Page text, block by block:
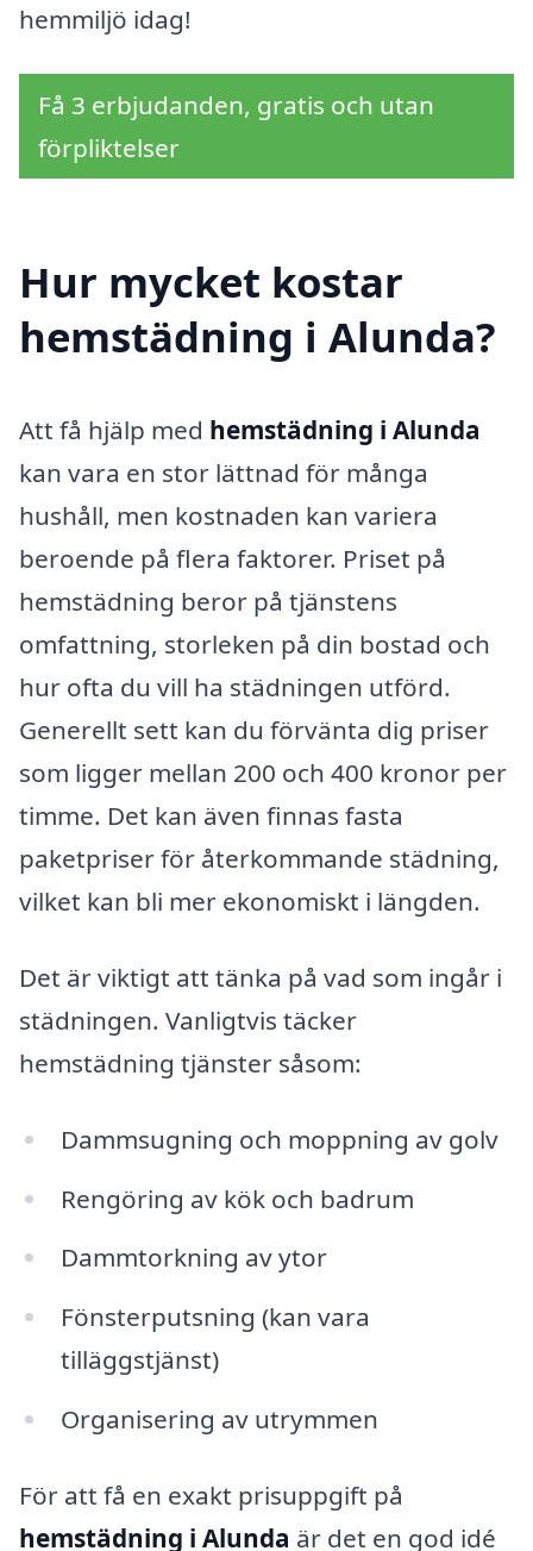
hemmiljö idag!
Få 3 erbjudanden, gratis och utan
förpliktelser
Hur mycket kostar
hemstädning i Alunda?
Att få hjälp med hemstädning i Alunda
kan vara en stor lättnad för många
hushåll, men kostnaden kan variera
beroende på flera faktorer. Priset på
hemstädning beror på tjänstens
omfattning, storleken på din bostad och
hur ofta du vill ha städningen utförd.
Generellt sett kan du förvänta dig priser
som ligger mellan 200 och 400 kronor per
timme. Det kan även finnas fasta
paketpriser för återkommande städning,
vilket kan bli mer ekonomiskt i längden.
Det är viktigt att tänka på vad som ingår i
städningen. Vanligtvis täcker
hemstädning tjänster såsom:
Dammsugning och moppning av golv
Rengöring av kök och badrum
Dammtorkning av ytor
Fönsterputsning (kan vara
tilläggstjänst)
Organisering av utrymmen
För att få en exakt prisuppgift på
hemstädning i Alunda är det en god idé